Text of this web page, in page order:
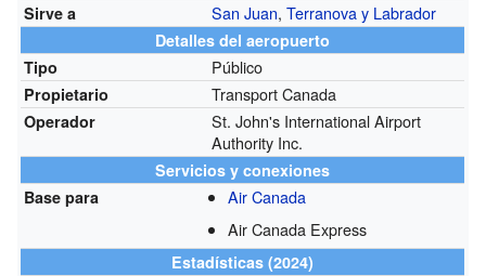
Sirve a San Juan,Terranova y Labrador
Detalles del aeropuerto
Tipo
Público
Propietario Transport Canada
Operador
St. John's International Airport
Authority Inc.
Servicios y conexiones
Base para
Air Canada
Air Canada Express
Estadísticas (2024)